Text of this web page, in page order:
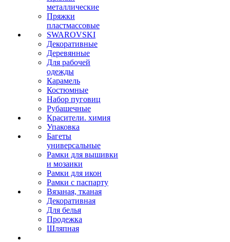
металлические
Пряжки
пластмассовые
SWAROVSKI
Декоративные
Деревянные
Для рабочей
одежды
Карамель
Костюмные
Набор пуговиц
Рубашечные
Красители. химия
Упаковка
Багеты
универсальные
Рамки для вышивки
и мозаики
Рамки для икон
Рамки с паспарту
Вязаная, тканая
Декоративная
Для белья
Продежка
Шляпная